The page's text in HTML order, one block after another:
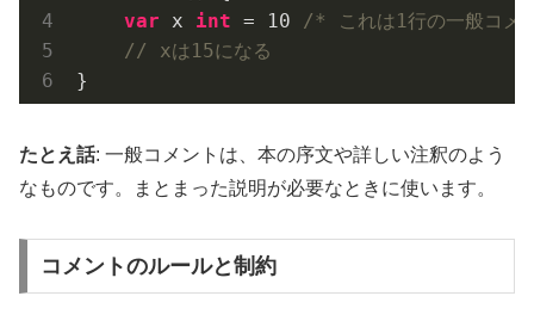
var x int = 10
/* これは1行の一般コ
// xは15になる
たとえ話: 一般コメントは、本の序文や詳しい注釈のよう
なものです。まとまった説明が必要なときに使います。
コメントのルールと制約